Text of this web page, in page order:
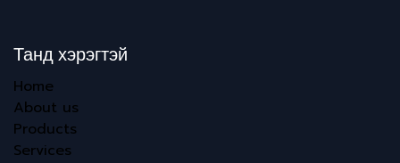
Танд хэрэгтэй
Home
About us
Products
Services